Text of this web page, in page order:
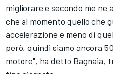
migliorare e secondo me ne
che al momento quello che
accelerazione e meno di
però, quindi siamo ancora
motore", ha detto Bagnaia,